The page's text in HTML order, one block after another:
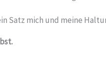
Satz mich und meine